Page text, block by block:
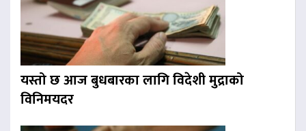
यस्तो छ आज बुधबारका लागि विदेशी मुद्राको
विनिमयदर